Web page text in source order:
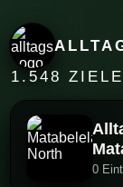
1.548 ZIELE
0